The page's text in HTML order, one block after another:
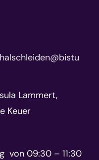
Lammert,
Keuer
von 09:30 – 11:30